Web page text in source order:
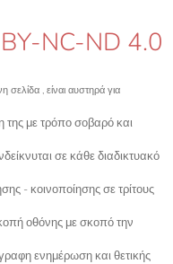
NC-ND 4.0
, είναι αυστηρά για
της με τρόπο σοβαρό και
σε κάθε διαδικτυακό
- κοινοποίησης σε τρίτους
οθόνης με σκοπό την
ενημέρωση και θετικής